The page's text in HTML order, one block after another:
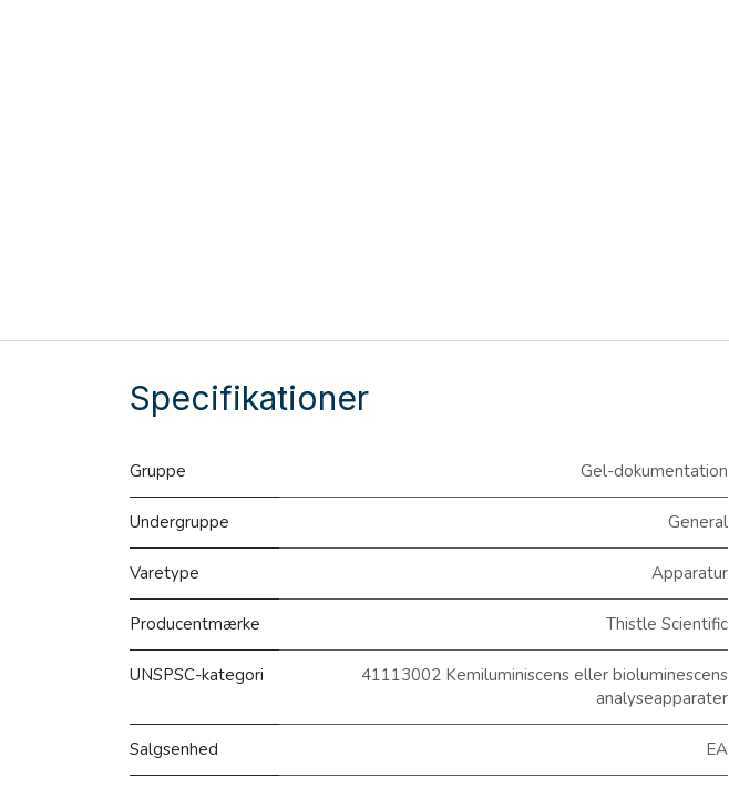
Specifikationer
Gruppe Gel-dokumentation
Undergruppe General
Varetype Apparatur
Producentmærke Thistle Scientific
UNSPSC-kategori
41113002 Kemiluminiscens eller bioluminescens
analyseapparater
Salgsenhed EA